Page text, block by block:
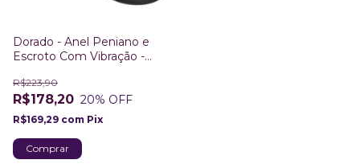
Dorado - Anel Peniano e
Escroto Com Vibração -
R$178,20
R$223,90
20% OFF
R$169,29 com Pix